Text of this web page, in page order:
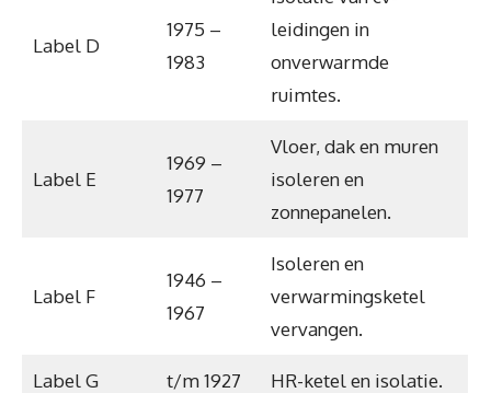
Label D
1975 –
1983
leidingen in
onverwarmde
ruimtes.
Label E
1969 –
1977
Vloer, dak en muren
isoleren en
zonnepanelen.
Label F
1946 –
1967
Isoleren en
verwarmingsketel
vervangen.
Label G t/m 1927 HR-ketel en isolatie.